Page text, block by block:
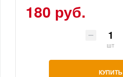
180 руб.
шт
КУПИТЬ